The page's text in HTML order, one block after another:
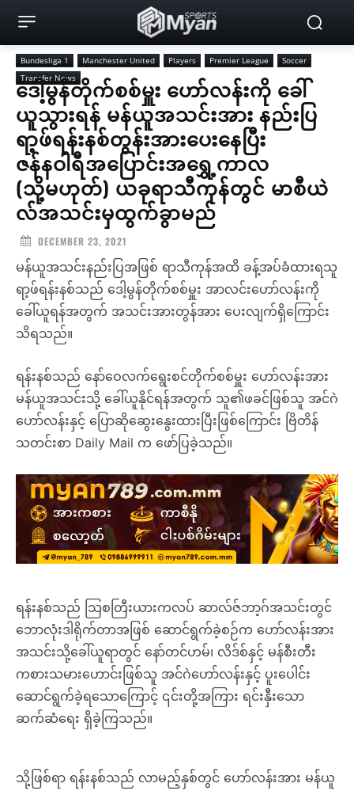
Bundesliga 1 Manchester United Players Premier League
Soccer
Transfer News
ဒေါ့မွန်တိုက်စစ်မှူး ဟော်လန်းကို ခေါ်
ယူသွားရန် မန်ယူအသင်းအား နည်းပြ
ရာ့ဖ်ရန်းနစ်တွန်းအားပေးနေပြီး
ဇန်နဝါရီအပြောင်းအရွှေ့ကာလ
(သို့မဟုတ်) ယခုရာသီကုန်တွင် မာစီယဲ
လ်အသင်းမှထွက်ခွာမည်
DECEMBER 23, 2021
မန်ယူအသင်းနည်းပြအဖြစ် ရာသီကုန်အထိ ခန့်အပ်ခံထားရသူ
ရာ့ဖ်ရန်းနစ်သည် ဒေါ့မွန်တိုက်စစ်မှူး အာလင်းဟော်လန်းကို
ခေါ်ယူရန်အတွက် အသင်းအားတွန်အား ပေးလျက်ရှိကြောင်း
သိရသည်။
ရန်းနစ်သည် နော်ဝေလက်ရွေးစင်တိုက်စစ်မှူး ဟော်လန်းအား
မန်ယူအသင်းသို့ ခေါ်ယူနိုင်ရန်အတွက် သူ၏ဖခင်ဖြစ်သူ အင်ဂဲ
ဟော်လန်းနှင့် ပြောဆိုဆွေးနွေးထားပြီးဖြစ်ကြောင်း ဗြိတိန်
သတင်းစာ Daily Mail က ဖော်ပြခဲ့သည်။
ရန်းနစ်သည် သြစတြီးယားကလပ် ဆာလ်ဇ်ဘာ့ဂ်အသင်းတွင်
ဘောလုံးဒါရိုက်တာအဖြစ် ဆောင်ရွက်ခဲ့စဉ်က ဟော်လန်းအား
အသင်းသို့ခေါ်ယူရာတွင် နော်တင်ဟမ်၊ လိဒ်စ်နှင့် မန်စီးတီး
ကစားသမားဟောင်းဖြစ်သူ အင်ဂဲဟော်လန်းနှင့် ပူးပေါင်း
ဆောင်ရွက်ခဲ့ရသောကြောင့် ၎င်းတို့အကြား ရင်းနှီးသော
ဆက်ဆံရေး ရှိခဲ့ကြသည်။
သို့ဖြစ်ရာ ရန်းနစ်သည် လာမည့်နှစ်တွင် ဟော်လန်းအား မန်ယူ